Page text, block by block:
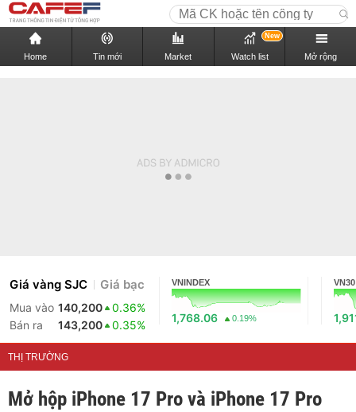
Home Tin mới Market Watch list
New
Mở rộng
Giá vàng SJC Giá bạc
Mua vào 140,200
0.36%
Bán ra
143,200 0.35%
VNINDEX
1,768.06 0.19%
VN30
THỊ TRƯỜNG
Mở hộp iPhone 17 Pro và iPhone 17 Pro